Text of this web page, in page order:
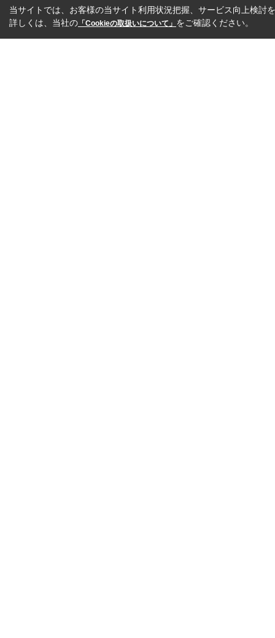
当サイトでは、お客様の当サイト利用状況把握、サービス向上検討
詳しくは、当社の 「Cookieの取扱いについて」 をご確認ください。